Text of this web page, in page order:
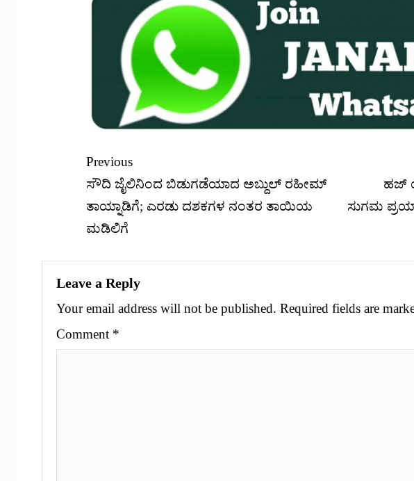
Previous
ಸೌದಿ ಜೈಲಿನಿಂದ ಬಿಡುಗಡೆಯಾದ ಅಬ್ದುಲ್ ರಹೀಮ್
ತಾಯ್ನಾಡಿಗೆ; ಎರಡು ದಶಕಗಳ ನಂತರ ತಾಯಿಯ
ಮಡಿಲಿಗೆ
ಹಜ್
ಸುಗಮ
Leave a Reply
Your email address will not be published. Required fields are
Comment *